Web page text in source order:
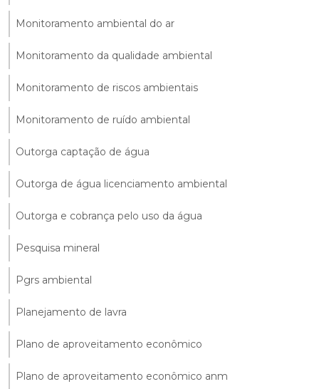
Monitoramento ambiental do ar
Monitoramento da qualidade ambiental
Monitoramento de riscos ambientais
Monitoramento de ruído ambiental
Outorga captação de água
Outorga de água licenciamento ambiental
Outorga e cobrança pelo uso da água
Pesquisa mineral
Pgrs ambiental
Planejamento de lavra
Plano de aproveitamento econômico
Plano de aproveitamento econômico anm